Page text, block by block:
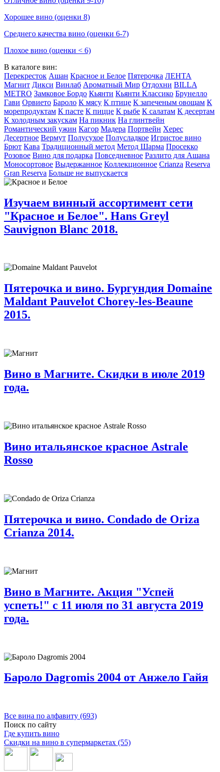
Хорошее вино (оценки 8)
Среднего качества вино (оценки 6-7)
Плохое вино (оценки < 6)
В каталоге вин:
Перекресток Ашан Красное и Белое Пятерочка ЛЕНТА
Магнит Дикси Винлаб Ароматный Мир Отдохни BILLA
METRO Замковое Бордо Кьянти Кьянти Классико Брунелло
Гави Орвието Бароло К мясу К птице К запеченым овощам К
морепродуктам К пасте К пицце К рыбе К салатам К десертам
К холодным закускам На пикник На глинтвейн
Романтический ужин Кагор Мадера Портвейн Херес
Десертное Вермут Полусухое Полусладкое Игристое вино
Брют Кава Традиционный метод Метод Шарма Просекко
Розовое Вино для подарка Повседневное Разлито для Ашана
Моносортовое Выдержанное Коллекционное Crianza Reserva
Gran Reserva Больше не выпускается
Изучаем винный ассортимент сети
"Красное и Белое". Hans Greyl
Sauvignon Blanc 2018.
Пятерочка и вино. Бургундия Domaine
Maldant Pauvelot Chorey-les-Beaune
2015.
Вино в Магните. Скидки в июле 2019
года.
Вино итальянское красное Astrale
Rosso
Пятерочка и вино. Condado de Oriza
Crianza 2014.
Вино в Магните. Акция "Успей
успеть!" с 11 июля по 31 августа 2019
года.
Бароло Dagromis 2004 от Анжело Гайя
Все вина по алфавиту (693)
Поиск по сайту
Где купить вино
Скидки на вино в супермаркетах (55)